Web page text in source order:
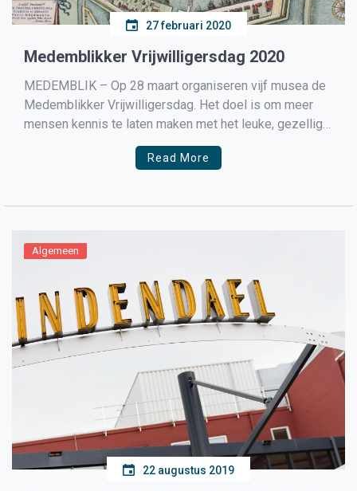
27 februari 2020
Medemblikker Vrijwilligersdag 2020
MEDEMBLIK – Op 28 maart organiseren vijf musea de
Medemblikker Vrijwilligersdag. Het doel is om meer
mensen kennis te laten maken met het leuke, gezellige
en laagdrempelige karakter van vrijwilligerswerk in
Medemblik. Programma De deelnemers worden op
Read More
Algemeen
22 augustus 2019